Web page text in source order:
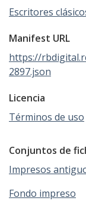
Escritores
Manifest URL
https://
2897.json
Licencia
Términos de uso
Conjuntos de
Impresos
Fondo impreso